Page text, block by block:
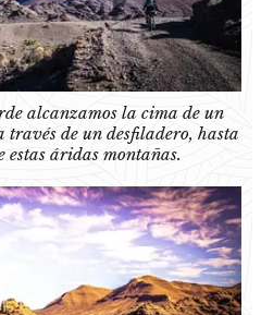
alcanzamos la cima de un
través de un desfiladero, hasta
estas áridas montañas.